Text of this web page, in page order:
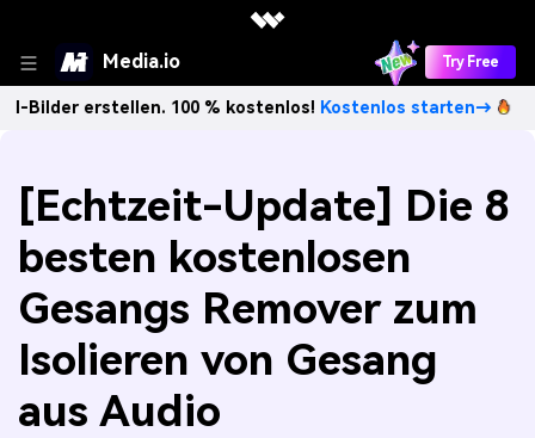
Media.io Try Free
100 % kostenlos!Kostenlos starten→
[Echtzeit-Update] Die 8
besten kostenlosen
Gesangs Remover zum
Isolieren von Gesang
aus Audio